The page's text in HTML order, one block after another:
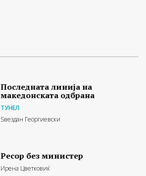
Последната линија на
македонската одбрана
ТУНЕЛ
Ѕвездан Георгиевски
Ресор без министер
Ирена Цветковиќ